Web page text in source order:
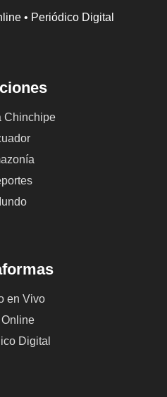
• Periódico Digital
Chinchipe
en Vivo
Digital